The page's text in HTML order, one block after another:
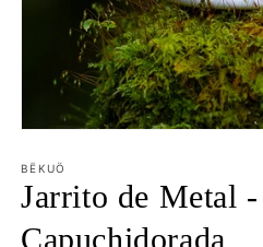
multimedia
1
en
ventana
BËKUÖ
Jarrito de Metal -
Capuchidorada